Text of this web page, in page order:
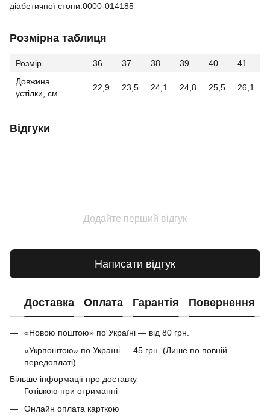
діабетичної стопи.0000-014185
Розмірна таблиця
Розмір 36 37 38 39 40
41
Довжина
устілки, см
22,9 23,5 24,1 24,8 25,5 26,1
Відгуки
Додайте перший відгук
Написати відгук
Доставка Оплата Гарантія Повернення
«Новою поштою» по Україні — від 80 грн.
«Укрпоштою» по Україні — 45 грн. (Лише по повній
передоплаті)
Більше інформації про доставку
Готівкою при отриманні
Онлайн оплата карткою